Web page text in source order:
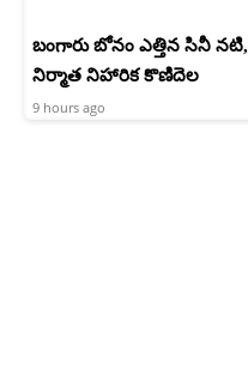
బంగారు బోనం ఎత్తిన సినీ నటి,
నిర్మాత నిహారిక కొణిదెల
9 hours ago